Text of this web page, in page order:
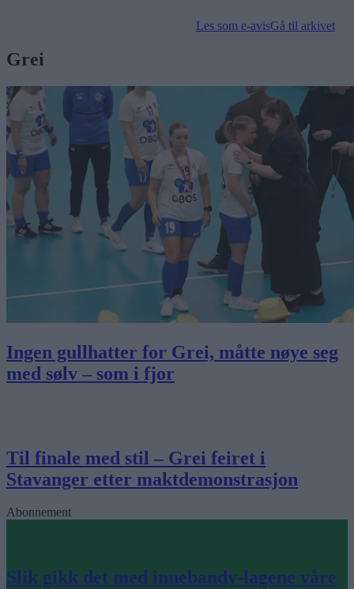
Les som e-avisGå til arkivet
Grei
Ingen gullhatter for Grei, måtte nøye seg
med sølv – som i fjor
Til finale med stil – Grei feiret i
Stavanger etter maktdemonstrasjon
Abonnement
Slik gikk det med innebandy-lagene våre